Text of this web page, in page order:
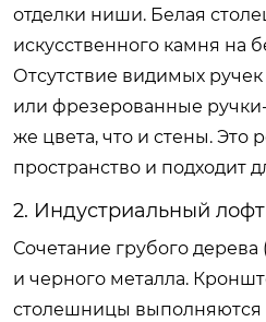
отделки ниши. Белая
искусственного камня на
Отсутствие видимых
или фрезерованные
же цвета, что и стены.
пространство и подходит
2. Индустриальный лофт
Сочетание грубого
и черного металла.
столешницы выполняются